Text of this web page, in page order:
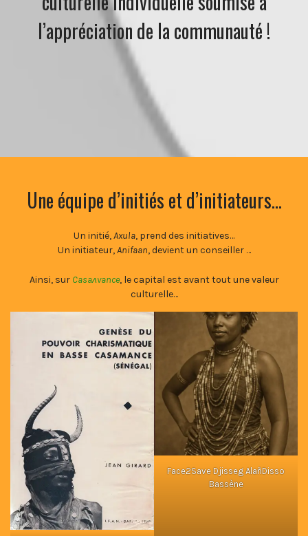
l’appréciation de la communauté !
Une équipe d’initiés et d’initiateurs…
Un initié,Axula, prend des initiatives…
Un initiateur,Anifaan, devient un conseiller …
Ainsi, sur Casaʌvance, le capital est avant tout une valeur
culturelle…
Face2Save Djisseg AlañDisso
Bassène